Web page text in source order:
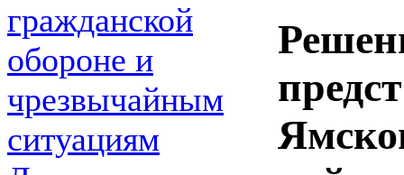
гражданской
обороне и
чрезвычайным
ситуациям